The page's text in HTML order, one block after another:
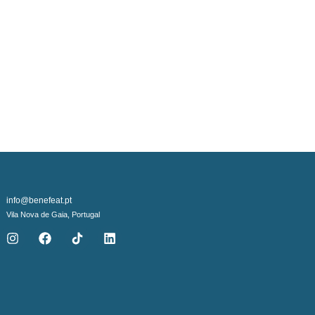
info@benefeat.pt
Vila Nova de Gaia, Portugal